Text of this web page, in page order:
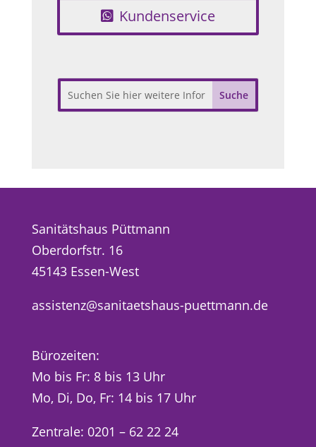
Kundenservice
Sanitätshaus Püttmann
Oberdorfstr. 16
45143 Essen-West
assistenz@sanitaetshaus-puettmann.de
Bürozeiten:
Mo bis Fr: 8 bis 13 Uhr
Mo, Di, Do, Fr: 14 bis 17 Uhr
Zentrale: 0201 – 62 22 24